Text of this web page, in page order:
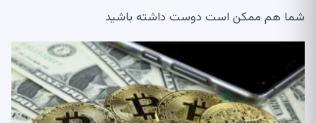
شما هم ممکن است دوست داشته باشید